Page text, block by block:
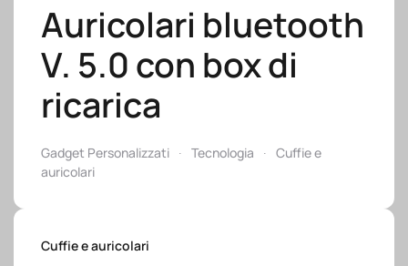
Auricolari bluetooth
V. 5.0 con box di
ricarica
Gadget Personalizzati Tecnologia
Cuffie e
auricolari
Cuffie e auricolari